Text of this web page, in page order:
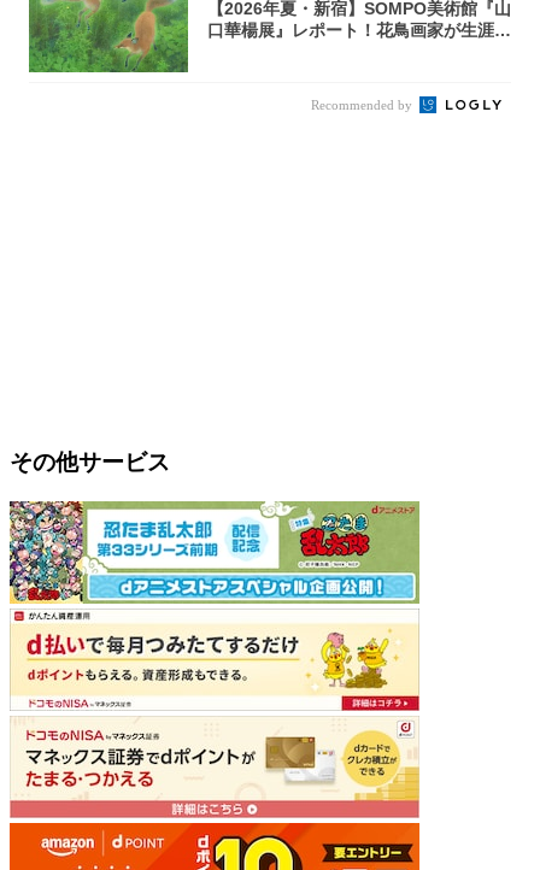
【2026年夏・新宿】SOMPO美術館『山
口華楊展』レポート！花鳥画家が生涯描
Recommended by
その他サービス